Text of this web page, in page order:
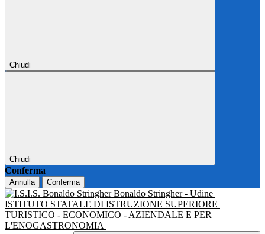
Chiudi
Chiudi
Conferma
Annulla Conferma
Bonaldo Stringher - Udine
ISTITUTO STATALE DI ISTRUZIONE SUPERIORE
TURISTICO - ECONOMICO - AZIENDALE E PER
L'ENOGASTRONOMIA